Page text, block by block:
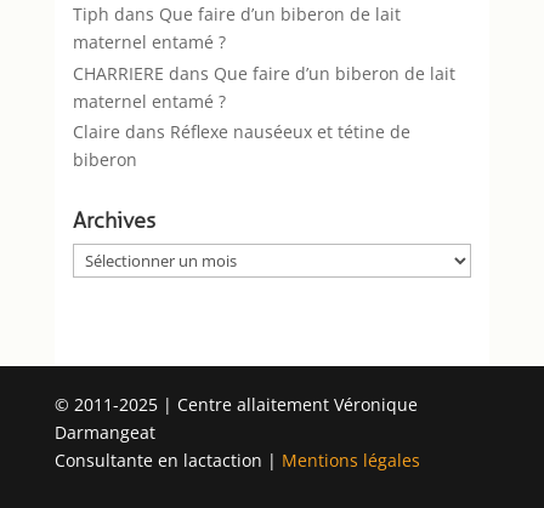
Tiph dans Que faire d’un biberon de lait
maternel entamé ?
CHARRIERE dans Que faire d’un biberon de lait
maternel entamé ?
Claire dans Réflexe nauséeux et tétine de
biberon
Archives
Archives
© 2011-2025 | Centre allaitement Véronique
Darmangeat
Consultante en lactaction | Mentions légales